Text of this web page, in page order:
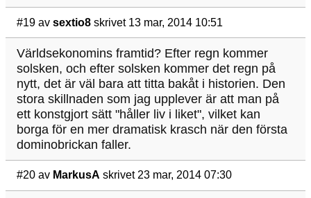
#19 av sextio8 skrivet 13 mar, 2014 10:51
Världsekonomins framtid? Efter regn kommer
solsken, och efter solsken kommer det regn på
nytt, det är väl bara att titta bakåt i historien. Den
stora skillnaden som jag upplever är att man på
ett konstgjort sätt "håller liv i liket", vilket kan
borga för en mer dramatisk krasch när den första
dominobrickan faller.
#20 av MarkusA skrivet 23 mar, 2014 07:30